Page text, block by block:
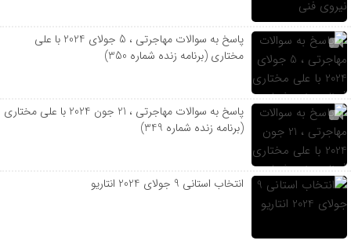
پاسخ به سوالات مهاجرتی ، 5 جولای 2024 با علی
مختاری (برنامه زنده شماره 350)
پاسخ به سوالات مهاجرتی ، 21 جون 2024 با علی مختاری
(برنامه زنده شماره 349)
انتخاب استانی 9 جولای 2024 انتاریو